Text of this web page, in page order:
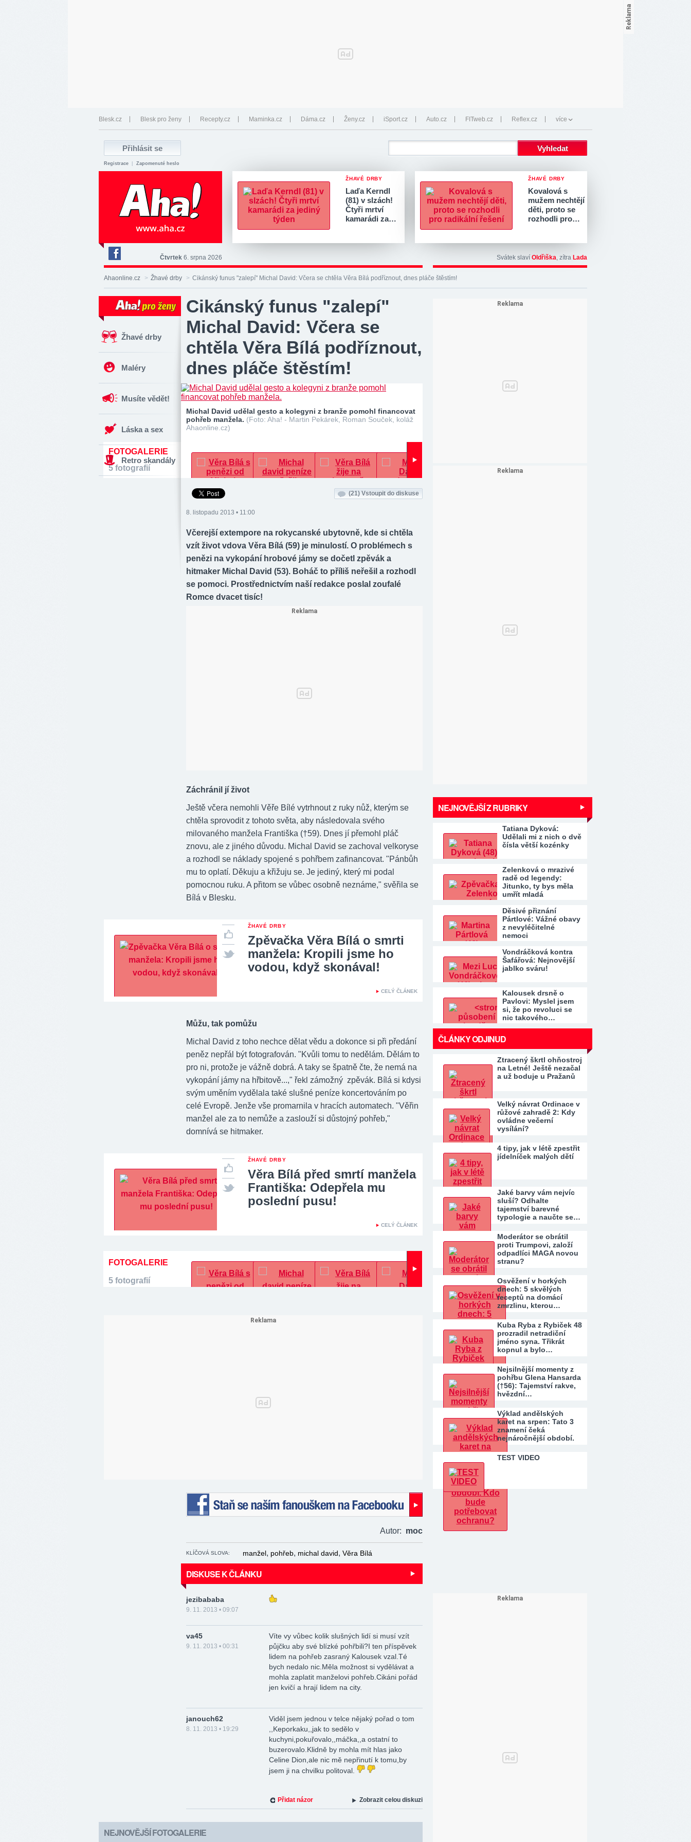
Blesk.cz Blesk pro ženy Recepty.cz Maminka.cz Dáma.cz Ženy.cz iSport.cz Auto.cz FITweb.cz Reflex.cz více
Registrace Zapomenuté heslo
ŽHAVÉ DRBY
Laďa Kerndl
(81) v slzách!
Čtyři mrtví
kamarádi za…
ŽHAVÉ DRBY
Kovalová s
mužem nechtějí
děti, proto se
rozhodli pro…
Deník
Aha!
na
Čtvrtek 6. srpna 2026 Svátek slaví Oldřiška, zítra Lada
Ahaonline.cz > Žhavé drby > Cikánský funus "zalepí" Michal David: Včera se chtěla Věra Bílá podříznout, dnes pláče štěstím!
Žhavé drby
Maléry
Musíte vědět!
Láska a sex
Retro skandály
Cikánský funus "zalepí"
Michal David: Včera se
chtěla Věra Bílá podříznout,
dnes pláče štěstím!
Michal David udělal gesto a kolegyni z branže pomohl financovat
pohřeb manžela. (Foto: Aha! - Martin Pekárek, Roman Souček, koláž
Ahaonline.cz)
FOTOGALERIE
5 fotografií
(21) Vstoupit do diskuse
8. listopadu 2013 • 11:00
Včerejší extempore na rokycanské ubytovně, kde si chtěla
vzít život vdova Věra Bílá (59) je minulostí. O problémech s
penězi na vykopání hrobové jámy se dočetl zpěvák a
hitmaker Michal David (53). Boháč to příliš neřešil a rozhodl
se pomoci. Prostřednictvím naší redakce poslal zoufalé
Romce dvacet tisíc!
Záchránil jí život
Ještě včera nemohli Věře Bílé vytrhnout z ruky nůž, kterým se
chtěla sprovodit z tohoto světa, aby následovala svého
milovaného manžela Františka (†59). Dnes jí přemohl pláč
znovu, ale z jiného důvodu. Michal David se zachoval velkoryse
a rozhodl se náklady spojené s pohřbem zafinancovat. "Pánbůh
mu to oplatí. Děkuju a křižuju se. Je jediný, který mi podal
pomocnou ruku. A přitom se vůbec osobně neznáme," svěřila se
Bílá v Blesku.
ŽHAVÉ DRBY
Zpěvačka Věra Bílá o smrti
manžela: Kropili jsme ho
vodou, když skonával!
CELÝ ČLÁNEK
Můžu, tak pomůžu
Michal David z toho nechce dělat vědu a dokonce si při předání
peněz nepřál být fotografován. "Kvůli tomu to nedělám. Dělám to
pro ni, protože je vážně dobrá. A taky se špatně čte, že nemá na
vykopání jámy na hřbitově...," řekl zámožný zpěvák. Bílá si kdysi
svým uměním vydělala také slušné peníze koncertováním po
celé Evropě. Jenže vše promarnila v hracích automatech. "Věřin
manžel ale za to nemůže a zaslouží si důstojný pohřeb,"
domnívá se hitmaker.
ŽHAVÉ DRBY
Věra Bílá před smrtí manžela
Františka: Odepřela mu
poslední pusu!
CELÝ ČLÁNEK
FOTOGALERIE
5 fotografií
Autor: moc
KLÍČOVÁ SLOVA: manžel, pohřeb, michal david, Věra Bílá
DISKUSE K ČLÁNKU
jezibababa
9. 11. 2013 • 09:07
va45
9. 11. 2013 • 00:31
Víte vy vůbec kolik slušných lidí si musí vzít
půjčku aby své blízké pohřbili?I ten příspěvek
lidem na pohřeb zasraný Kalousek vzal.Té
bych nedalo nic.Měla možnost si vydělávat a
mohla zaplatit manželovi pohřeb.Cikáni pořád
jen kvičí a hrají lidem na city.
janouch62
8. 11. 2013 • 19:29
Viděl jsem jednou v telce nějaký pořad o tom
,,Keporkaku,,jak to sedělo v
kuchyni,pokuřovalo,,máčka,,a ostatní to
buzerovalo.Klidně by mohla mít hlas jako
Celine Dion,ale nic mě nepřinutí k tomu,by
jsem ji na chvilku politoval.
Přidat názor Zobrazit celou diskuzi
NEJNOVĚJŠÍ FOTOGALERIE
NEJNOVĚJŠÍ Z RUBRIKY
Tatiana Dyková:
Udělali mi z nich o dvě
čísla větší kozénky
Zelenková o mrazivé
radě od legendy:
Jitunko, ty bys měla
umřít mladá
Děsivé přiznání
Pártlové: Vážné obavy
z nevyléčitelné
nemoci
Vondráčková kontra
Šafářová: Nejnovější
jablko sváru!
Kalousek drsně o
Pavlovi: Myslel jsem
si, že po revoluci se
nic takového…
ČLÁNKY ODJINUD
Ztracený škrtl ohňostroj
na Letné! Ještě nezačal
a už boduje u Pražanů
Velký návrat Ordinace v
růžové zahradě 2: Kdy
ovládne večerní
vysílání?
4 tipy, jak v létě zpestřit
jídelníček malých dětí
Jaké barvy vám nejvíc
sluší? Odhalte
tajemství barevné
typologie a naučte se…
Moderátor se obrátil
proti Trumpovi, založí
odpadlíci MAGA novou
stranu?
Osvěžení v horkých
dnech: 5 skvělých
receptů na domácí
zmrzlinu, kterou…
Kuba Ryba z Rybiček 48
prozradil netradiční
jméno syna. Třikrát
kopnul a bylo…
Nejsilnější momenty z
pohřbu Glena Hansarda
(†56): Tajemství rakve,
hvězdní…
Výklad andělských
karet na srpen: Tato 3
znamení čeká
nejnáročnější období.
TEST VIDEO